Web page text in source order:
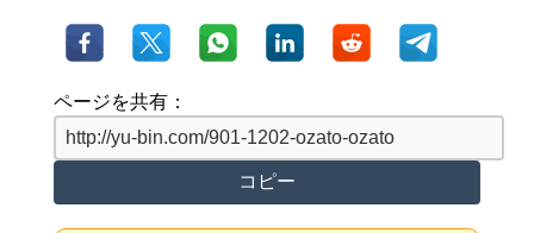
ページを共有：
コピー